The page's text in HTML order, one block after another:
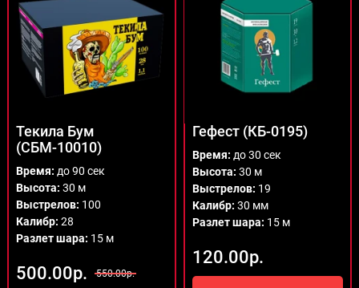
Текила Бум
(СБМ-10010)
Время: до 90 сек
Высота: 30 м
Выстрелов: 100
Калибр: 28
Разлет шара: 15 м
500.00р. 550.00р.
Гефест (КБ-0195)
Время: до 30 сек
Высота: 30 м
Выстрелов: 19
Калибр: 30 мм
Разлет шара: 15 м
120.00р.